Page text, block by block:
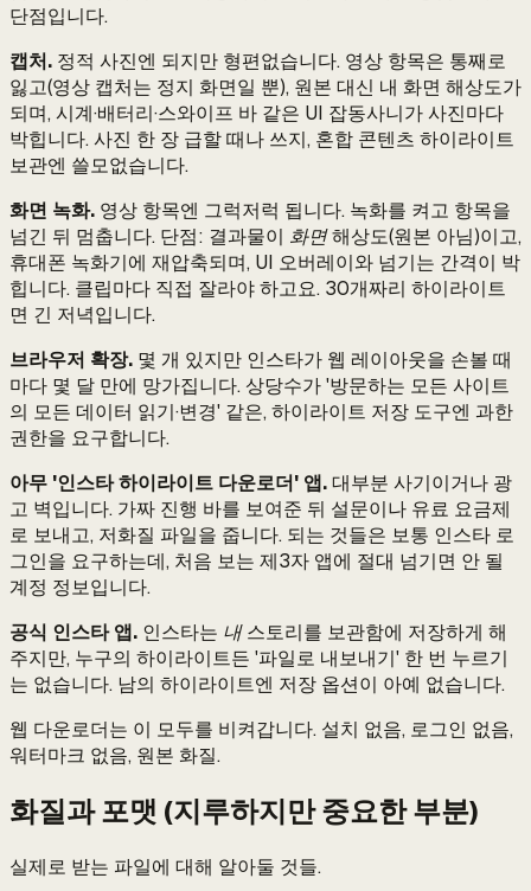
단점입니다.
캡처. 정적 사진엔 되지만 형편없습니다. 영상 항목은 통째로
잃고(영상 캡처는 정지 화면일 뿐), 원본 대신 내 화면 해상도가
되며, 시계·배터리·스와이프 바 같은 UI 잡동사니가 사진마다
박힙니다. 사진 한 장 급할 때나 쓰지, 혼합 콘텐츠 하이라이트
보관엔 쓸모없습니다.
화면 녹화. 영상 항목엔 그럭저럭 됩니다. 녹화를 켜고 항목을
넘긴 뒤 멈춥니다. 단점: 결과물이 화면해상도(원본 아님)이고,
휴대폰 녹화기에 재압축되며, UI 오버레이와 넘기는 간격이 박
힙니다. 클립마다 직접 잘라야 하고요. 30개짜리 하이라이트
면 긴 저녁입니다.
브라우저 확장. 몇 개 있지만 인스타가 웹 레이아웃을 손볼 때
마다 몇 달 만에 망가집니다. 상당수가 '방문하는 모든 사이트
의 모든 데이터 읽기·변경' 같은, 하이라이트 저장 도구엔 과한
권한을 요구합니다.
아무 '인스타 하이라이트 다운로더' 앱.대부분 사기이거나 광
고 벽입니다. 가짜 진행 바를 보여준 뒤 설문이나 유료 요금제
로 보내고, 저화질 파일을 줍니다. 되는 것들은 보통 인스타 로
그인을 요구하는데, 처음 보는 제3자 앱에 절대 넘기면 안 될
계정 정보입니다.
공식 인스타 앱. 인스타는 내스토리를 보관함에 저장하게 해
주지만, 누구의 하이라이트든 '파일로 내보내기' 한 번 누르기
는 없습니다. 남의 하이라이트엔 저장 옵션이 아예 없습니다.
웹 다운로더는 이 모두를 비켜갑니다. 설치 없음, 로그인 없음,
워터마크 없음, 원본 화질.
화질과 포맷 (지루하지만 중요한 부분)
실제로 받는 파일에 대해 알아둘 것들.